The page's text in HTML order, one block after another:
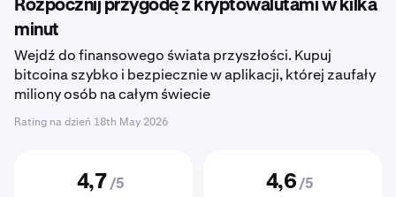
Rozpocznij przygodę z kryptowalutami w kilka
minut
Wejdź do finansowego świata przyszłości. Kupuj
bitcoina szybko i bezpiecznie w aplikacji, której zaufały
miliony osób na całym świecie
Rating na dzień 18th May 2026
4,7 /5 4,6 /5